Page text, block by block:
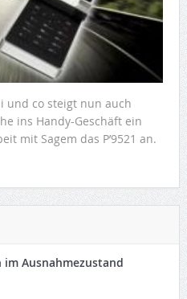
und co steigt nun auch
ins Handy-Geschäft ein
mit Sagem das P’9521 an.
Ausnahmezustand